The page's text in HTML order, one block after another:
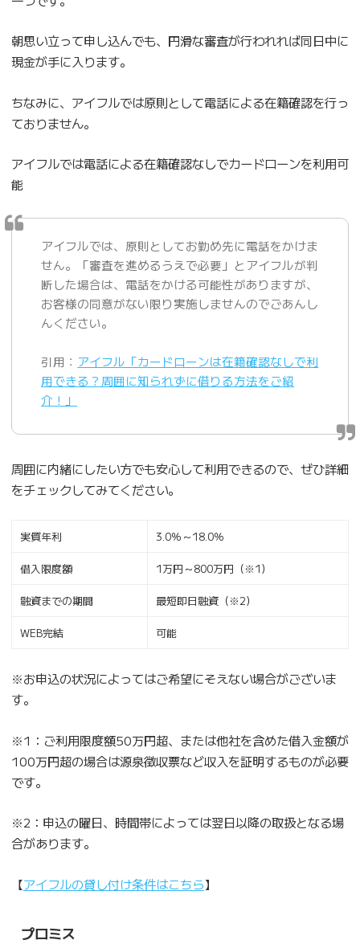
朝思い立って申し込んでも、円滑な審査が行われれば同日中に
現金が手に入ります。
ちなみに、アイフルでは原則として電話による在籍確認を行っ
ておりません。
アイフルでは電話による在籍確認なしでカードローンを利用可
能
アイフルでは、原則としてお勤め先に電話をかけま
せん。「審査を進めるうえで必要」とアイフルが判
断した場合は、電話をかける可能性がありますが、
お客様の同意がない限り実施しませんのでごあんし
んください。
引用： アイフル「カードローンは在籍確認なしで利
用できる？周囲に知られずに借りる方法をご紹
介！」
周囲に内緒にしたい方でも安心して利用できるので、ぜひ詳細
をチェックしてみてください。
実質年利 3.0％～18.0％
借入限度額 1万円～800万円（※1）
融資までの期間 最短即日融資（※2）
WEB完結 可能
※お申込の状況によってはご希望にそえない場合がございま
す。
※1：ご利用限度額50万円超、または他社を含めた借入金額が
100万円超の場合は源泉徴収票など収入を証明するものが必要
です。
※2：申込の曜日、時間帯によっては翌日以降の取扱となる場
合があります。
【アイフルの貸し付け条件はこちら】
プロミス